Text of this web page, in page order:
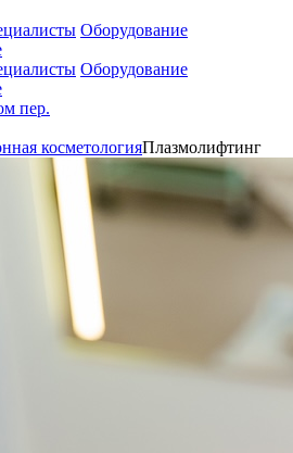
Оборудование
Оборудование
пер.
косметологияПлазмолифтинг